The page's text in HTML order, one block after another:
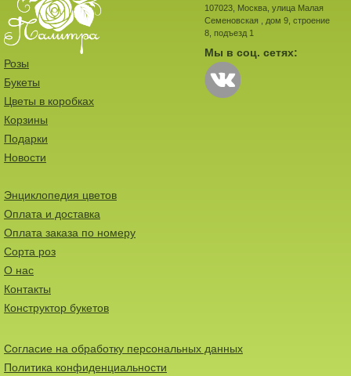
107023, Москва, улица Малая
Семеновская , дом 9, строение
8, подъезд 1
Мы в соц. сетях:
Розы
Букеты
Цветы в коробках
Корзины
Подарки
Новости
Энциклопедия цветов
Оплата и доставка
Оплата заказа по номеру
Сорта роз
О нас
Контакты
Конструктор букетов
Согласие на обработку персональных данных
Политика конфиденциальности